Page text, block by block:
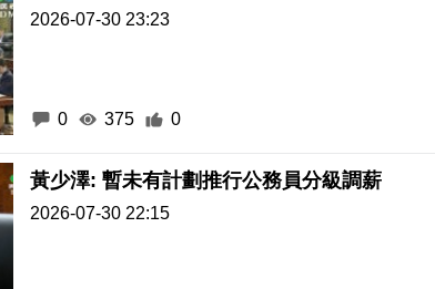
2026-07-30 23:23
0 375 0
黃少澤: 暫未有計劃推行公務員分級調薪
2026-07-30 22:15